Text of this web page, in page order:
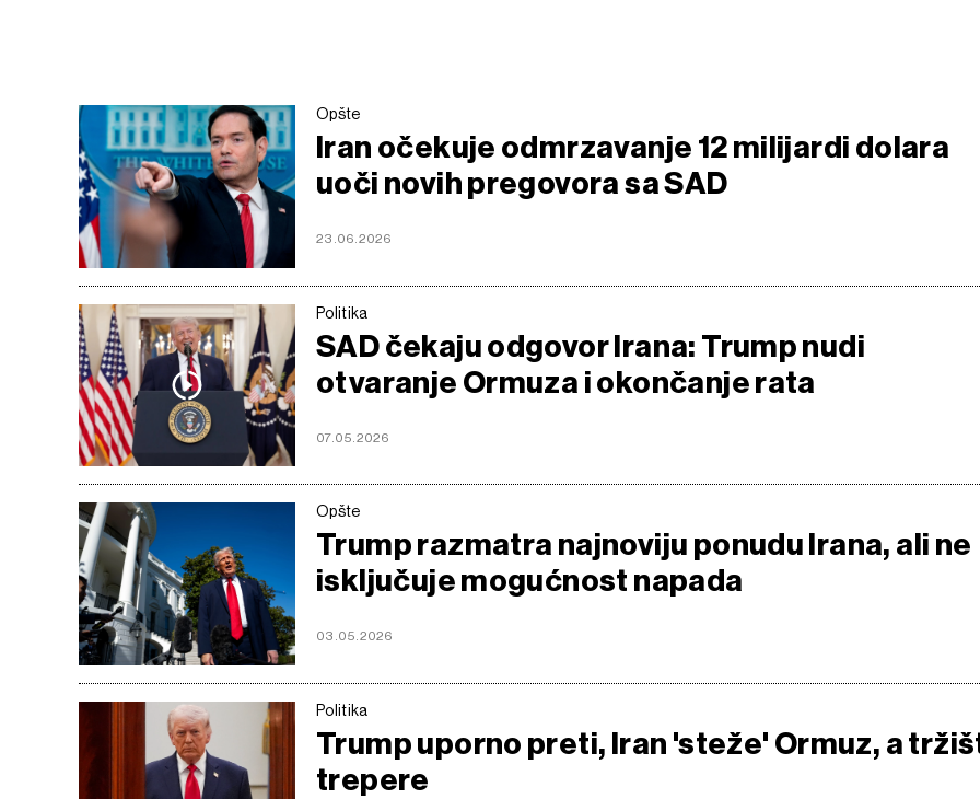
Opšte
Iran očekuje odmrzavanje 12 milijardi dolara
uoči novih pregovora sa SAD
23.06.2026
Politika
SAD čekaju odgovor Irana: Trump nudi
otvaranje Ormuza i okončanje rata
07.05.2026
Opšte
Trump razmatra najnoviju ponudu Irana, ali ne
isključuje mogućnost napada
03.05.2026
Politika
Trump uporno preti, Iran 'steže' Ormuz, a
trepere